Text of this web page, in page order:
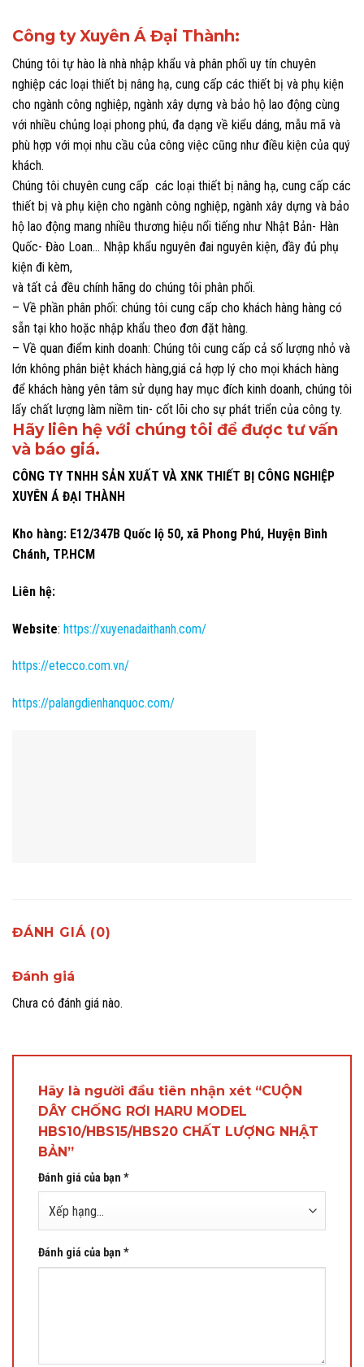
Công ty Xuyên Á Đại Thành:
Chúng tôi tự hào là nhà nhập khẩu và phân phối uy tín chuyên
nghiệp các loại thiết bị nâng hạ, cung cấp các thiết bị và phụ kiện
cho ngành công nghiệp, ngành xây dựng và bảo hộ lao động cùng
với nhiều chủng loại phong phú, đa dạng về kiểu dáng, mẫu mã và
phù hợp với mọi nhu cầu của công việc cũng như điều kiện của quý
khách.
Chúng tôi chuyên cung cấp các loại thiết bị nâng hạ, cung cấp các
thiết bị và phụ kiện cho ngành công nghiệp, ngành xây dựng và bảo
hộ lao động mang nhiều thương hiệu nổi tiếng như Nhật Bản- Hàn
Quốc- Đào Loan… Nhập khẩu nguyên đai nguyên kiện, đầy đủ phụ
kiện đi kèm,
và tất cả đều chính hãng do chúng tôi phân phối.
– Về phần phân phối: chúng tôi cung cấp cho khách hàng hàng có
sẵn tại kho hoặc nhập khẩu theo đơn đặt hàng.
– Về quan điểm kinh doanh: Chúng tôi cung cấp cả số lượng nhỏ và
lớn không phân biệt khách hàng,giá cả hợp lý cho mọi khách hàng
để khách hàng yên tâm sử dụng hay mục đích kinh doanh, chúng tôi
lấy chất lượng làm niềm tin- cốt lõi cho sự phát triển của công ty.
Hãy liên hệ với chúng tôi để được tư vấn
và báo giá.
CÔNG TY TNHH SẢN XUẤT VÀ XNK THIẾT BỊ CÔNG NGHIỆP
XUYÊN Á ĐẠI THÀNH
Kho hàng: E12/347B Quốc lộ 50, xã Phong Phú, Huyện Bình
Chánh, TP.HCM
Liên hệ:
Website: https://xuyenadaithanh.com/
https://etecco.com.vn/
https://palangdienhanquoc.com/
ĐÁNH GIÁ (0)
Đánh giá
Chưa có đánh giá nào.
Hãy là người đầu tiên nhận xét “CUỘN
DÂY CHỐNG RƠI HARU MODEL
HBS10/HBS15/HBS20 CHẤT LƯỢNG NHẬT
BẢN”
Đánh giá của bạn *
Đánh giá của bạn *